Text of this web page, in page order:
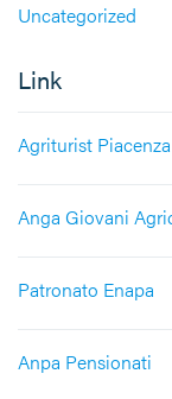
Uncategorized
Link
Agriturist Piacenza
Anga Giovani
Patronato Enapa
Anpa Pensionati